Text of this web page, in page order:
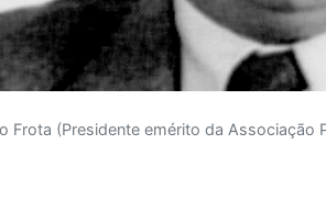
Frota (Presidente emérito da Associação